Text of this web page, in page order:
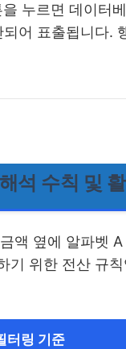
누르면 데이터
어 표출됩니다.
석 수칙 및
액 옆에 알파벳
기 위한 전산 규
터링 기준